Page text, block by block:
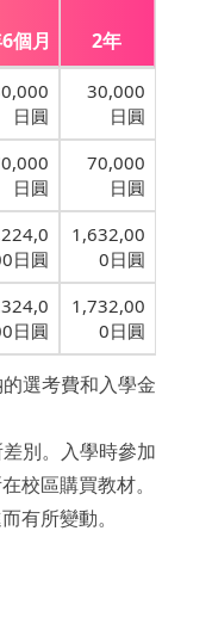
個月 2年
日圓
30,000
日圓
日圓
70,000
日圓
日圓
1,632,00
0日圓
日圓
1,732,00
0日圓
選考費和入學金
別。入學時參加
校區購買教材。
有所變動。